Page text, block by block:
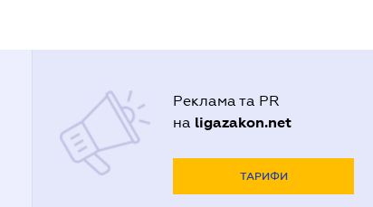
Реклама та PR
на ligazakon.net
ТАРИФИ